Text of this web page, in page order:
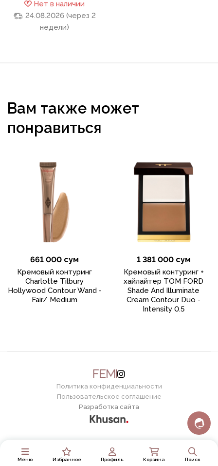
Меню Избранное Профиль Корзина Поиск
Нет в наличии
24.08.2026 (через 2
недели)
Вам также может
понравиться
661 000 сум
Кремовый контуринг
Charlotte Tilbury
Hollywood Contour Wand -
Fair/ Medium
1 381 000 сум
Кремовый контуринг +
хайлайтер TOM FORD
Shade And Illuminate
Cream Contour Duo -
Intensity 0.5
Политика конфиденциальности
Пользовательское соглашение
Разработка сайта